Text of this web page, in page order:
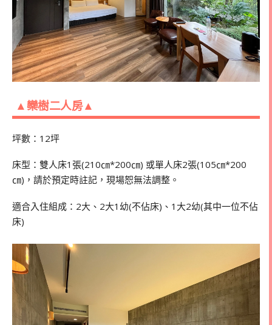
▲欒樹二人房▲
坪數：12坪
床型：雙人床1張(210㎝*200㎝) 或單人床2張(105㎝*200
㎝)，請於預定時註記，現場恕無法調整。
適合入住組成：2大、2大1幼(不佔床)、1大2幼(其中一位不佔
床)